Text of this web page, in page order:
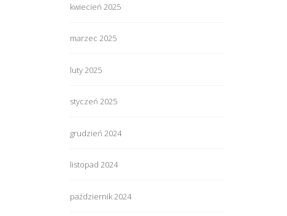
kwiecień 2025
marzec 2025
luty 2025
styczeń 2025
grudzień 2024
listopad 2024
październik 2024